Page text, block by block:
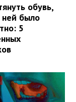
обувь,
было
5